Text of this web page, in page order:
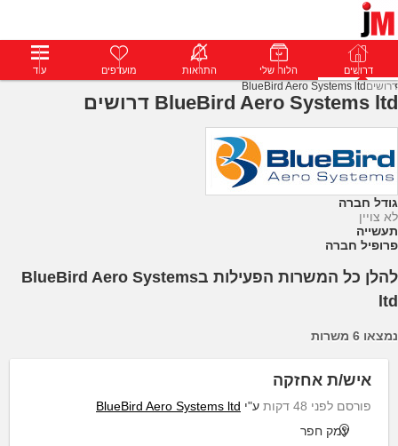
דרושים פרופילים הודעות פרימיום דרושים הלוח שלי התראות מועדפים עוד
דרושים BlueBird Aero Systems ltd
BlueBird Aero Systems ltd דרושים
גודל חברה
לא צויין
תעשייה
פרופיל חברה
להלן כל המשרות הפעילות בBlueBird Aero Systems
ltd
נמצאו 6 משרות
איש/ת אחזקה
פורסם לפני 48 דקות ע"י BlueBird Aero Systems ltd
עמק חפר